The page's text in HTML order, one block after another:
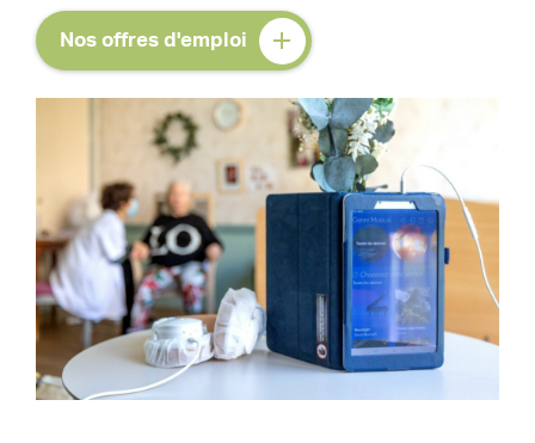
Nos offres d'emploi